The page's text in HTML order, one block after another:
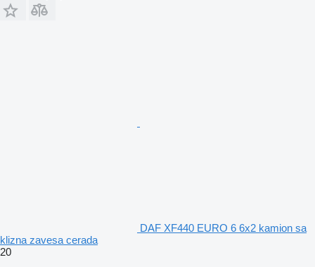
DAF XF440 EURO 6 6x2 kamion sa
klizna zavesa cerada
20